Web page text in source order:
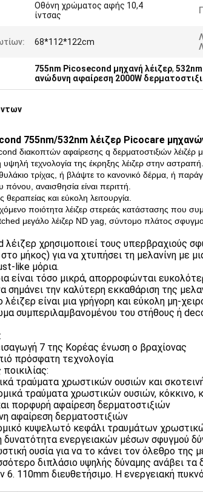
Οθόνη χρώματος αφής 10,4
ίντσας
68*112*122cm
755nm Picosecond μηχανή λέιζερ,
ανώδυνη αφαίρεση 2000W
755nm/532nm λέιζερ Picocare
διακοπτών αφαίρεσης q δερματοστιξιών λέιζέρ
τεχνολογία της έκρηξης λέιζερ στην αστραπή.
τρίχας, ή βλάψτε το κανονικό δέρμα, ή
αναισθησία είναι περιττή.
και εύκολη λειτουργία.
ποιότητα λέιζερ στερεάς κατάστασης που
μεγάλο λέιζερ ND yag, σύντομο πλάτος
λέιζερ χρησιμοποιεί τους υπερβραχιούς
μήκος) για να χτυπήσει τη μελανίνη με
like μόρια.
είναι τόσο μικρά, απορροφώνται
σημάνει την καλύτερη εκκαθάριση της
είναι μια γρήγορη και εύκολη μη-
συμπεριλαμβανομένου του στήθους ή
7 της Κορέας ένωση ο βραχίονας
πρόσφατη τεχνολογία
τραύματα χρωστικών ουσιών και
τραύματα χρωστικών ουσιών, κόκκινο,
πορφυρή αφαίρεση δερματοστιξιών
αφαίρεση δερματοστιξιών
κυψελωτό κεφάλι τραυμάτων
δυνατότητα ενεργειακών μέσων σφυγμού
ουσία για να το κάνει τον όλεθρο
διπλάσιο υψηλής δύναμης ανάβει τα
6. 110mm διευθετήσιμο. Η ενεργειακή